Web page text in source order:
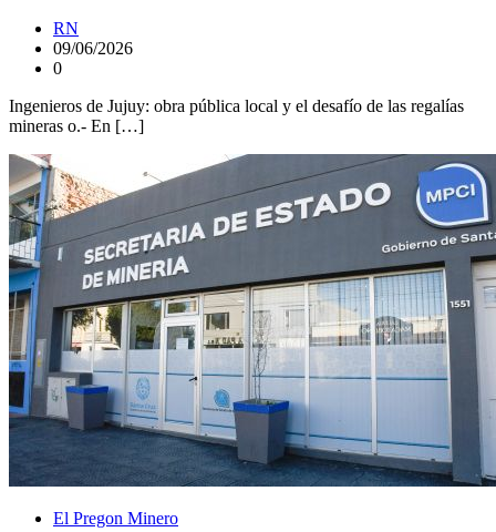
RN
09/06/2026
0
Ingenieros de Jujuy: obra pública local y el desafío de las regalías
mineras o.- En […]
El Pregon Minero